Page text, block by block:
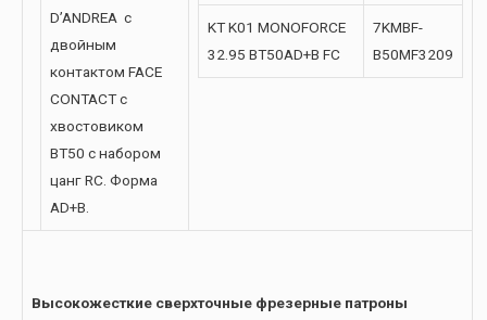
D’ANDREA с
двойным
контактом FACE
CONTACT с
хвостовиком
BT50 с набором
цанг RC. Форма
AD+B.
KT K01 MONOFORCE
32.95 BT50AD+B FC
7KMBF-
B50MF3209
Высокожесткие сверхточные фрезерные патроны